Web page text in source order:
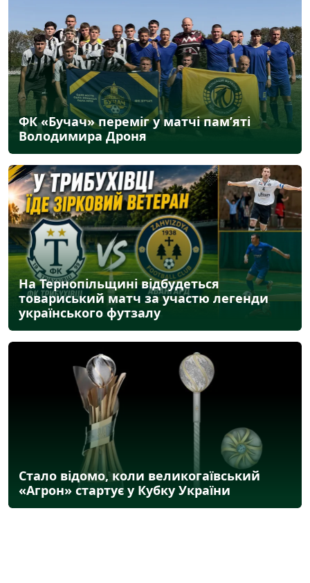
ФК «Бучач» переміг у матчі пам’яті
Володимира Дроня
На Тернопільщині відбудеться
товариський матч за участю легенди
українського футзалу
Стало відомо, коли великогаївський
«Агрон» стартує у Кубку України